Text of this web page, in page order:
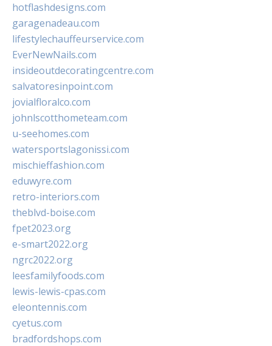
hotflashdesigns.com
garagenadeau.com
lifestylechauffeurservice.com
EverNewNails.com
insideoutdecoratingcentre.com
salvatoresinpoint.com
jovialfloralco.com
johnlscotthometeam.com
u-seehomes.com
watersportslagonissi.com
mischieffashion.com
eduwyre.com
retro-interiors.com
theblvd-boise.com
fpet2023.org
e-smart2022.org
ngrc2022.org
leesfamilyfoods.com
lewis-lewis-cpas.com
eleontennis.com
cyetus.com
bradfordshops.com